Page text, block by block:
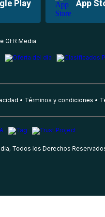
Play App
GFR Media
Términos y condiciones
Todos los Derechos